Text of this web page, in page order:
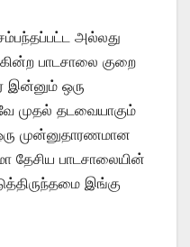
அல்லது
பாடசாலை குறை
இன்னும் ஒரு
முதல் தடவையாகும்
முன்னுதாரணமான
தேசிய பாடசாலையின்
இங்கு